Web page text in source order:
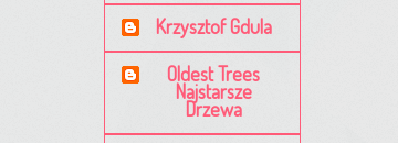
Krzysztof Gdula
Oldest Trees
Najstarsze
Drzewa